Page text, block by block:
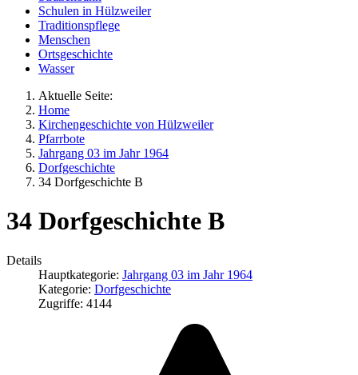
Schulen in Hülzweiler
Traditionspflege
Menschen
Ortsgeschichte
Wasser
Aktuelle Seite:
Home
Kirchengeschichte von Hülzweiler
Pfarrbote
Jahrgang 03 im Jahr 1964
Dorfgeschichte
34 Dorfgeschichte B
34 Dorfgeschichte B
Details
Hauptkategorie: Jahrgang 03 im Jahr 1964
Kategorie: Dorfgeschichte
Zugriffe: 4144